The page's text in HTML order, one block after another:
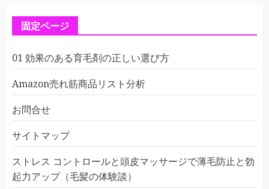
固定ページ
01 効果のある育毛剤の正しい選び方
Amazon売れ筋商品リスト分析
お問合せ
サイトマップ
ストレス コントロールと頭皮マッサージで薄毛防止と勃
起力アップ（毛髪の体験談）